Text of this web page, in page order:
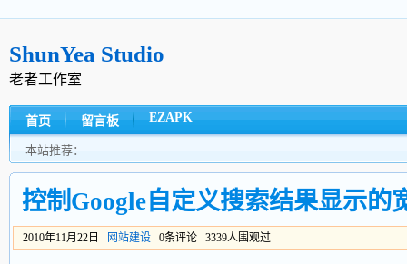
ShunYea Studio
老者工作室
首页 留言板 EZAPK
本站推荐：
控制Google自定义搜索结果显示的
2010年11月22日 网站建设 0条评论 3339人围观过